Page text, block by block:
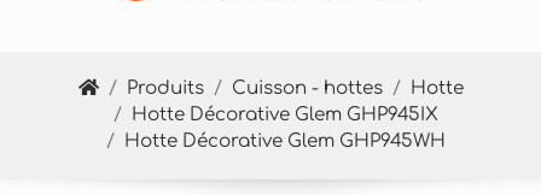
Produits Cuisson - hottes
Hotte
Hotte Décorative Glem GHP945IX
Hotte Décorative Glem GHP945WH